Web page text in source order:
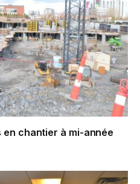
chantier à mi-année